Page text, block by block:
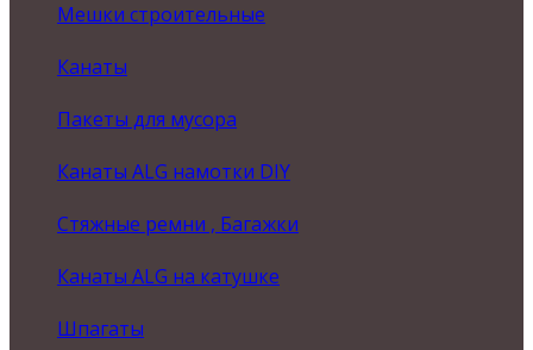
Мешки строительные
Канаты
Пакеты для мусора
Канаты ALG намотки DIY
Стяжные ремни , Багажки
Канаты ALG на катушке
Шпагаты